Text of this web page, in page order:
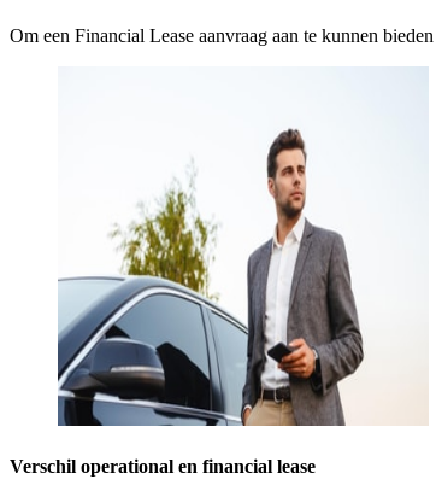
Om een Financial Lease aanvraag aan te kunnen
Verschil operational en financial lease